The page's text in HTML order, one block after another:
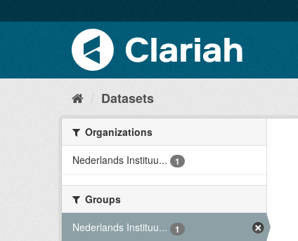
Datasets
Organizations
Nederlands Instituu...
1
Groups
Nederlands Instituu...
1